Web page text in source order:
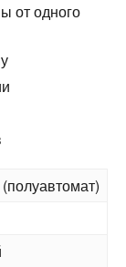
от одного